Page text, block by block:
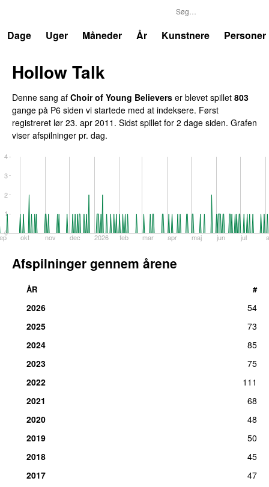
Dage
Uger Måneder År Kunstnere Personer
Hollow Talk
Denne sang af Choir of Young Believers er blevet spillet 803
gange på P6 siden vi startede med at indeksere. Først
registreret lør 23. apr 2011 . Sidst spillet for 2 dage siden. Grafen
viser afspilninger pr. dag.
okt nov dec 2026 feb mar apr maj jun jul
0
1
2
3
4
Afspilninger gennem årene
ÅR #
2026
54
2025
73
2024
85
2023
75
2022
111
2021
68
2020
48
2019
50
2018
45
2017
47